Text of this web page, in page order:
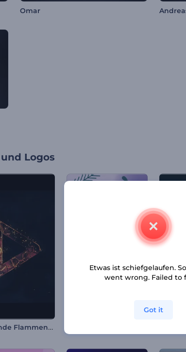
Omar
Logos
Glänzende Flammenpartikel Intro
Etwas ist schiefgelaufen.
went wrong. Failed to
Got it